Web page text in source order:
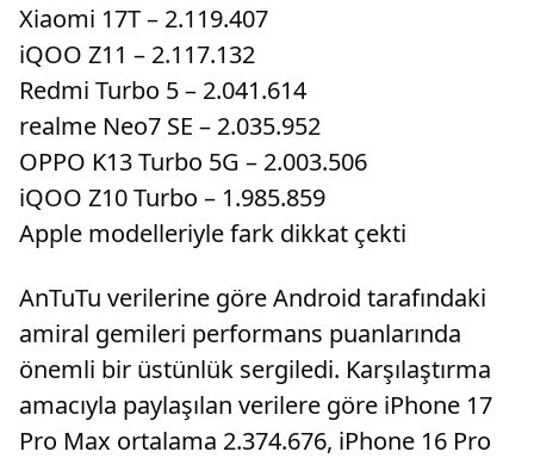
Xiaomi 17T – 2.119.407
iQOO Z11 – 2.117.132
Redmi Turbo 5 – 2.041.614
realme Neo7 SE – 2.035.952
OPPO K13 Turbo 5G – 2.003.506
iQOO Z10 Turbo – 1.985.859
Apple modelleriyle fark dikkat çekti
AnTuTu verilerine göre Android tarafındaki
amiral gemileri performans puanlarında
önemli bir üstünlük sergiledi. Karşılaştırma
amacıyla paylaşılan verilere göre iPhone 17
Pro Max ortalama 2.374.676, iPhone 16 Pro